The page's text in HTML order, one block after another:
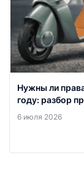
Нужны ли
году: разбор
6 июля 2026